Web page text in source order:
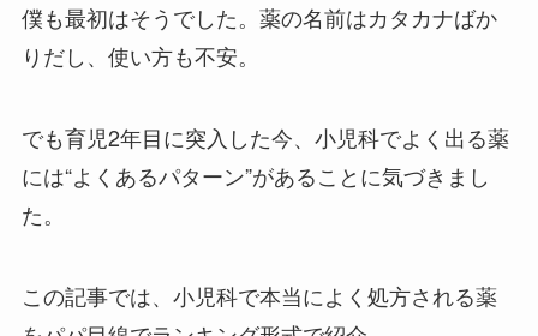
僕も最初はそうでした。薬の名前はカタカナばか
りだし、使い方も不安。
でも育児2年目に突入した今、小児科でよく出る薬
には“よくあるパターン”があることに気づきまし
た。
この記事では、小児科で本当によく処方される薬